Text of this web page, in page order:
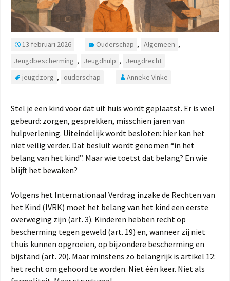
13 februari 2026 Ouderschap , Algemeen ,
Jeugdbescherming , Jeugdhulp ,
Jeugdrecht
jeugdzorg , ouderschap Anneke Vinke
Stel je een kind voor dat uit huis wordt geplaatst. Er is veel
gebeurd: zorgen, gesprekken, misschien jaren van
hulpverlening. Uiteindelijk wordt besloten: hier kan het
niet veilig verder. Dat besluit wordt genomen “in het
belang van het kind”. Maar wie toetst dat belang? En wie
blijft het bewaken?
Volgens het Internationaal Verdrag inzake de Rechten van
het Kind (IVRK) moet het belang van het kind een eerste
overweging zijn (art. 3). Kinderen hebben recht op
bescherming tegen geweld (art. 19) en, wanneer zij niet
thuis kunnen opgroeien, op bijzondere bescherming en
bijstand (art. 20). Maar minstens zo belangrijk is artikel 12:
het recht om gehoord te worden. Niet één keer. Niet als